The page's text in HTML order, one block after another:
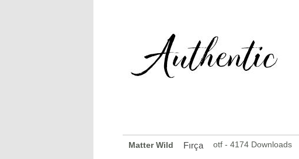
Matter Wild Fırça otf - 4174 Downloads